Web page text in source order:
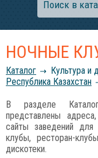
НОЧНЫЕ
Каталог Культура и
Республика Казахстан
В разделе
представлены
сайты заведений для
клубы, ресторан-
дискотеки.